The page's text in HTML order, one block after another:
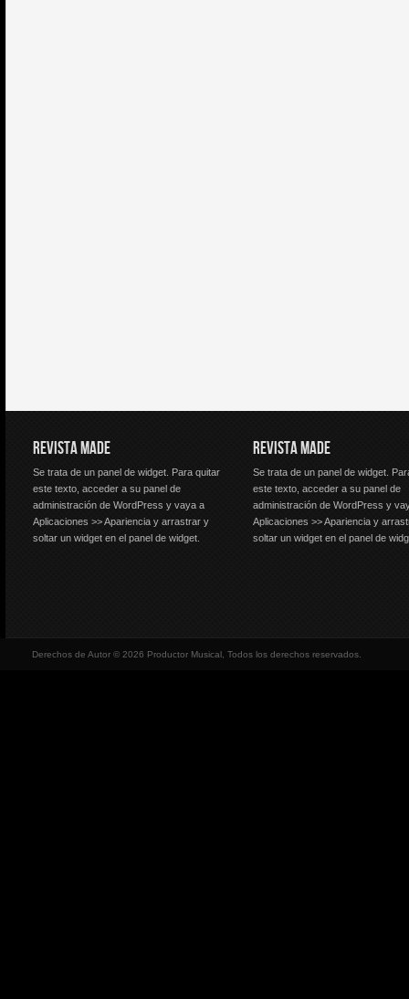
REVISTA MADE
Se trata de un panel de widget. Para quitar
este texto, acceder a su panel de
administración de WordPress y vaya a
Aplicaciones >> Apariencia y arrastrar y
soltar un widget en el panel de widget.
REVISTA MADE
Se trata de un panel de widget.
este texto, acceder a su panel de
administración de WordPress y
Aplicaciones >> Apariencia y
soltar un widget en el panel de
Derechos de Autor © 2026 Productor Musical, Todos los derechos reservados.